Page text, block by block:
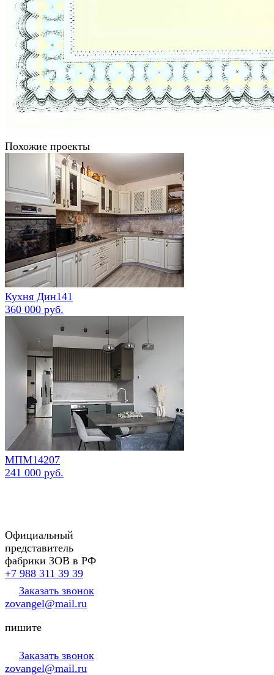
Похожие проекты
Кухня Дин141
360 000 руб.
МПМ14207
241 000 руб.
Официальный
представитель
фабрики ЗОВ в РФ
+7 988 311 39 39
Заказать звонок
zovangel@mail.ru
пишите
Заказать звонок
zovangel@mail.ru